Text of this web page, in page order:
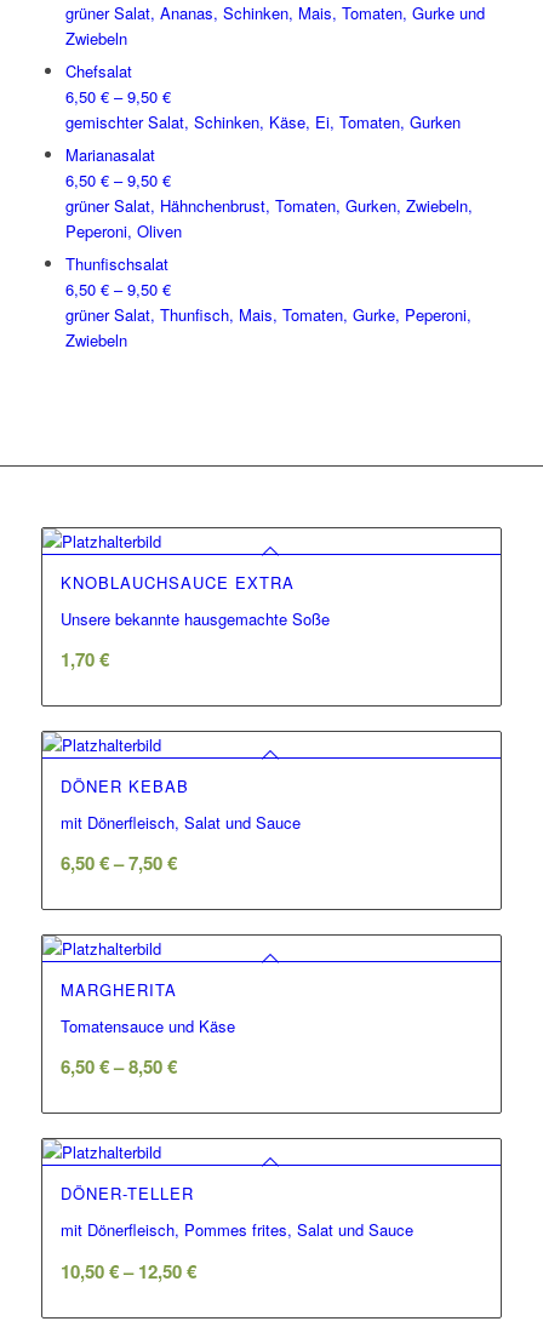
grüner Salat, Ananas, Schinken, Mais, Tomaten, Gurke und
Zwiebeln
Chefsalat
6,50 €–9,50 €
gemischter Salat, Schinken, Käse, Ei, Tomaten, Gurken
Marianasalat
6,50 €–9,50 €
grüner Salat, Hähnchenbrust, Tomaten, Gurken, Zwiebeln,
Peperoni, Oliven
Thunfischsalat
6,50 €–9,50 €
grüner Salat, Thunfisch, Mais, Tomaten, Gurke, Peperoni,
Zwiebeln
KNOBLAUCHSAUCE EXTRA
Unsere bekannte hausgemachte Soße
1,70€
DÖNER KEBAB
mit Dönerfleisch, Salat und Sauce
6,50€–7,50€
MARGHERITA
Tomatensauce und Käse
6,50€–8,50€
DÖNER-TELLER
mit Dönerfleisch, Pommes frites, Salat und Sauce
10,50€–12,50€